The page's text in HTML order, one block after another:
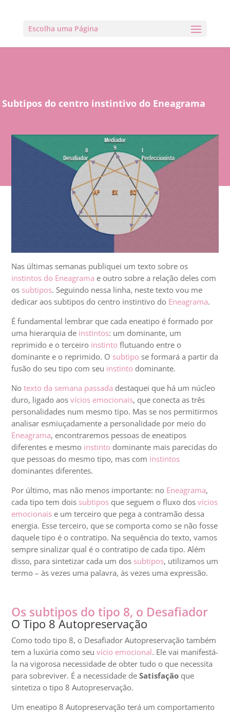
Escolha uma Página
Subtipos do centro instintivo do Eneagrama
Nas últimas semanas publiquei um texto sobre os
instintos do Eneagrama e outro sobre a relação deles com
os subtipos. Seguindo nessa linha, neste texto vou me
dedicar aos subtipos do centro instintivo do Eneagrama.
É fundamental lembrar que cada eneatipo é formado por
uma hierarquia de instintos: um dominante, um
reprimido e o terceiro instinto flutuando entre o
dominante e o reprimido. O subtipo se formará a partir da
fusão do seu tipo com seu instinto dominante.
Notexto da semana passada destaquei que há um núcleo
duro, ligado aosvícios emocionais, que conecta as três
personalidades num mesmo tipo. Mas se nos permitirmos
analisar esmiuçadamente a personalidade por meio do
Eneagrama, encontraremos pessoas de eneatipos
diferentes e mesmo instinto dominante mais parecidas do
que pessoas do mesmo tipo, mas com instintos
dominantes diferentes.
Por último, mas não menos importante: no Eneagrama,
cada tipo tem dois subtipos que seguem o fluxo dosvícios
emocionais e um terceiro que pega a contramão dessa
energia. Esse terceiro, que se comporta como se não fosse
daquele tipo é o contratipo. Na sequência do texto, vamos
sempre sinalizar qual é o contratipo de cada tipo. Além
disso, para sintetizar cada um dos subtipos, utilizamos um
termo – às vezes uma palavra, às vezes uma expressão.
Os subtipos do tipo 8, o Desafiador
O Tipo 8 Autopreservação
Como todo tipo 8, o Desafiador Autopreservação também
tem a luxúria como seuvício emocional. Ele vai manifestá-
la na vigorosa necessidade de obter tudo o que necessita
para sobreviver. É a necessidade deSatisfação que
sintetiza o tipo 8 Autopreservação.
Um eneatipo 8 Autopreservação terá um comportamento